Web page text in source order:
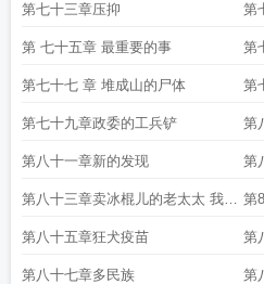
第七十三章压抑 第
第 七十五章 最重要的事 第
枪
第七十七 章 堆成山的尸体 第
第七十九章政委的工兵铲 第
第八十一章新的发现 第
第八十三章卖冰棍儿的老太太 我他
妈招谁惹谁了
第
第八十五章狂犬疫苗 第
第八十七章多民族 第